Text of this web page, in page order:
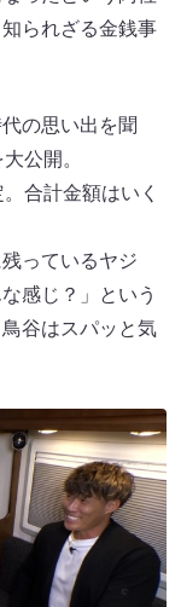
られざる金銭事
の思い出を聞
公開。
合計金額はいく
っているヤジ
感じ？」という
谷はスパッと気